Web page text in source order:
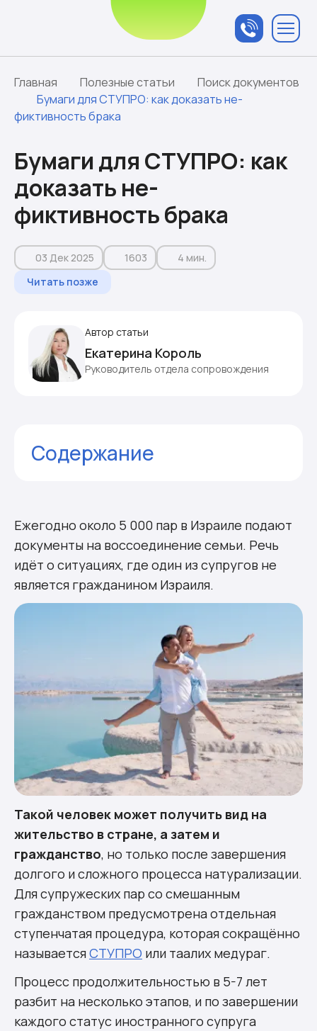
менеджером
Главная Полезные статьи
Поиск документов
Бумаги для СТУПРО: как доказать не-
фиктивность брака
Бумаги для СТУПРО: как
доказать не-
фиктивность брака
Читать позже
03 Дек 2025 1603 4 мин.
Автор статьи
Екатерина Король
Руководитель отдела сопровождения
Содержание
О чём спрашивают на собеседовании
Прохождение СТУПРО партнёрами, не
состоящими в браке
Комментарии
Ежегодно около 5 000 пар в Израиле подают
документы на воссоединение семьи. Речь
идёт о ситуациях, где один из супругов не
является гражданином Израиля.
Такой человек может получить вид на
жительство в стране, а затем и
гражданство, но только после завершения
долгого и сложного процесса натурализации.
Для супружеских пар со смешанным
гражданством предусмотрена отдельная
ступенчатая процедура, которая сокращённо
называетсяСТУПРО или таалих медураг.
Процесс продолжительностью в 5-7 лет
разбит на несколько этапов, и по завершении
каждого статус иностранного супруга